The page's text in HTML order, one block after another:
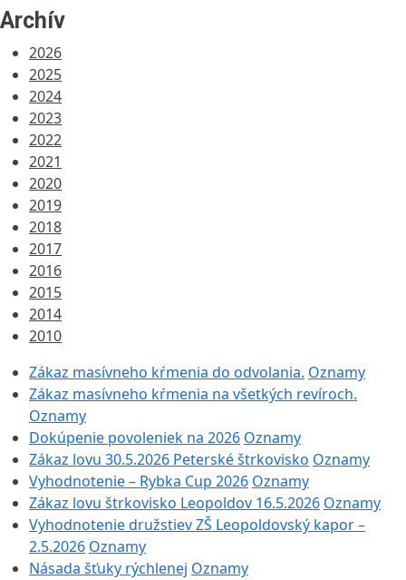
Archív
2026
2025
2024
2023
2022
2021
2020
2019
2018
2017
2016
2015
2014
2010
Zákaz masívneho kŕmenia do odvolania. Oznamy
Zákaz masívneho kŕmenia na všetkých revíroch.
Oznamy
Dokúpenie povoleniek na 2026 Oznamy
Zákaz lovu 30.5.2026 Peterské štrkovisko Oznamy
Vyhodnotenie – Rybka Cup 2026 Oznamy
Zákaz lovu štrkovisko Leopoldov 16.5.2026 Oznamy
Vyhodnotenie družstiev ZŠ Leopoldovský kapor –
2.5.2026 Oznamy
Násada šťuky rýchlenej Oznamy